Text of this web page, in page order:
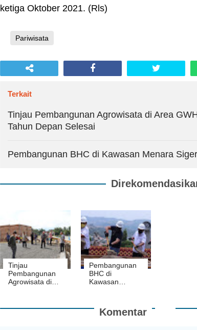
ketiga Oktober 2021. (Rls)
Pariwisata
Terkait
Tinjau Pembangunan Agrowisata di Area
Tahun Depan Selesai
Pembangunan BHC di Kawasan Menara
Tinjau
Pembangunan
Agrowisata di
InsyaAllah
Pembangunan
BHC di
Kawasan
Komentar